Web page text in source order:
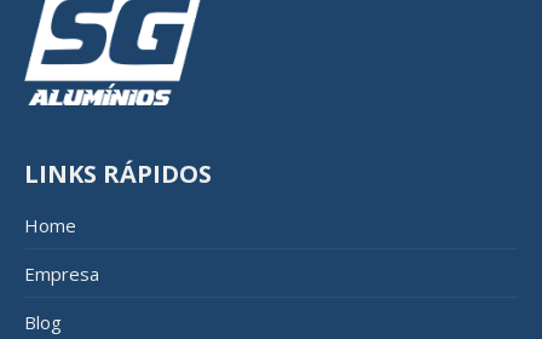
LINKS RÁPIDOS
Home
Empresa
Blog